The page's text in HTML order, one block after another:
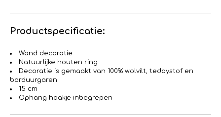
Productspecificatie:
Wand decoratie
Natuurlijke houten ring
Decoratie is gemaakt van 100% wolvilt, teddystof en
borduurgaren
15 cm
Ophang haakje inbegrepen